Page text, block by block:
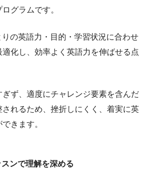
グラムです。
の英語力・目的・学習状況に合わせ
化し、効率よく英語力を伸ばせる点
ず、適度にチャレンジ要素を含んだ
れるため、挫折しにくく、着実に英
きます。
ンで理解を深める